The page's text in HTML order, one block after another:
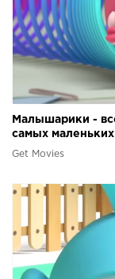
Малышарики -
самых маленьких
Get Movies